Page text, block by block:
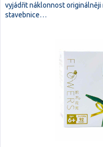
vyjádřit náklonnost originálněji
stavebnice…